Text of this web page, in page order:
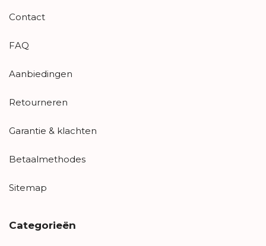
Contact
FAQ
Aanbiedingen
Retourneren
Garantie & klachten
Betaalmethodes
Sitemap
Categorieën